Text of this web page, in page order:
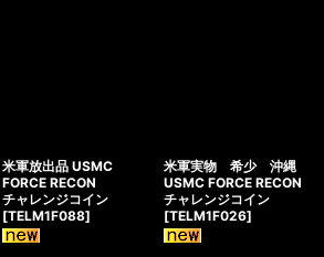
米軍放出品 USMC
FORCE RECON
チャレンジコイン
[TELM1F088]
米軍実物 希少 沖縄
USMC FORCE RECON
チャレンジコイン
[TELM1F026]